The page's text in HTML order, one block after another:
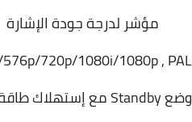
مؤشر لدرجة جودة الإشارة
وضع Standby مع إستهلاك طاقة أقل